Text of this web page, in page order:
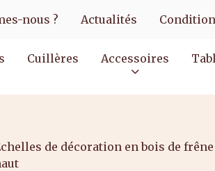
nous ? Actualités
Cuillères Accessoires
de décoration en bois de frêne